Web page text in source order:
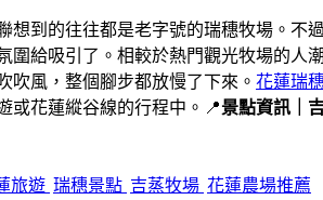
想到的往往都是老字號的瑞穗牧場。不
圍給吸引了。相較於熱門觀光牧場的
吹風，整個腳步都放慢了下來。 花蓮瑞
或花蓮縱谷線的行程中。📍景點資訊｜
旅遊 瑞穗景點 吉蒸牧場 花蓮農場推薦